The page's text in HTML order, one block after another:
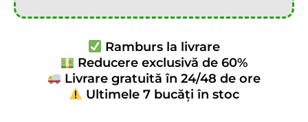
Ramburs la livrare
Reducere exclusivă de 60%
Livrare gratuită în 24/48 de ore
Ultimele 7 bucăți în stoc